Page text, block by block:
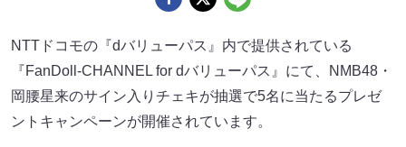
NTTドコモの『dバリューパス』内で提供されている
『FanDoll-CHANNEL for dバリューパス』にて、NMB48・
岡腰星来のサイン入りチェキが抽選で5名に当たるプレゼ
ントキャンペーンが開催されています。